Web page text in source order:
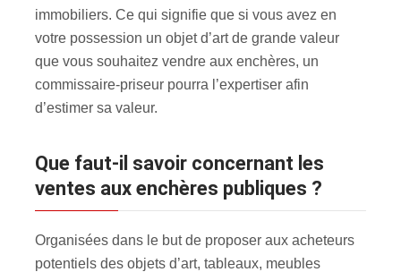
immobiliers. Ce qui signifie que si vous avez en
votre possession un objet d’art de grande valeur
que vous souhaitez vendre aux enchères, un
commissaire-priseur pourra l’expertiser afin
d’estimer sa valeur.
Que faut-il savoir concernant les
ventes aux enchères publiques ?
Organisées dans le but de proposer aux acheteurs
potentiels des objets d’art, tableaux, meubles